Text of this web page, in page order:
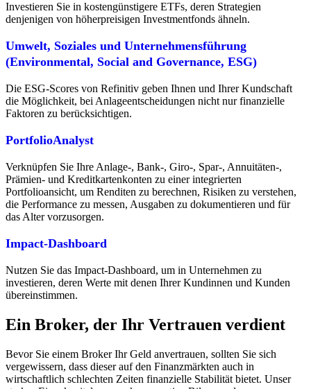
Investieren Sie in kostengünstigere ETFs, deren Strategien
denjenigen von höherpreisigen Investmentfonds ähneln.
Umwelt, Soziales und Unternehmensführung
(Environmental, Social and Governance, ESG)
Die ESG-Scores von Refinitiv geben Ihnen und Ihrer Kundschaft
die Möglichkeit, bei Anlageentscheidungen nicht nur finanzielle
Faktoren zu berücksichtigen.
PortfolioAnalyst
Verknüpfen Sie Ihre Anlage-, Bank-, Giro-, Spar-, Annuitäten-,
Prämien- und Kreditkartenkonten zu einer integrierten
Portfolioansicht, um Renditen zu berechnen, Risiken zu verstehen,
die Performance zu messen, Ausgaben zu dokumentieren und für
das Alter vorzusorgen.
Impact-Dashboard
Nutzen Sie das Impact-Dashboard, um in Unternehmen zu
investieren, deren Werte mit denen Ihrer Kundinnen und Kunden
übereinstimmen.
Ein Broker, der Ihr Vertrauen verdient
Bevor Sie einem Broker Ihr Geld anvertrauen, sollten Sie sich
vergewissern, dass dieser auf den Finanzmärkten auch in
wirtschaftlich schlechten Zeiten finanzielle Stabilität bietet. Unser